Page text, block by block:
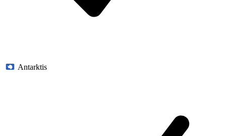
Antarktis